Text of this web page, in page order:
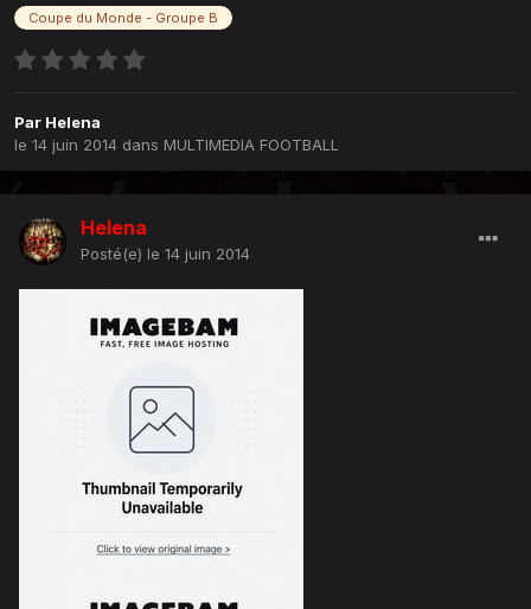
Coupe du Monde - Groupe B
Par Helena
le 14 juin 2014 dans MULTIMEDIA FOOTBALL
Helena
Posté(e) le 14 juin 2014